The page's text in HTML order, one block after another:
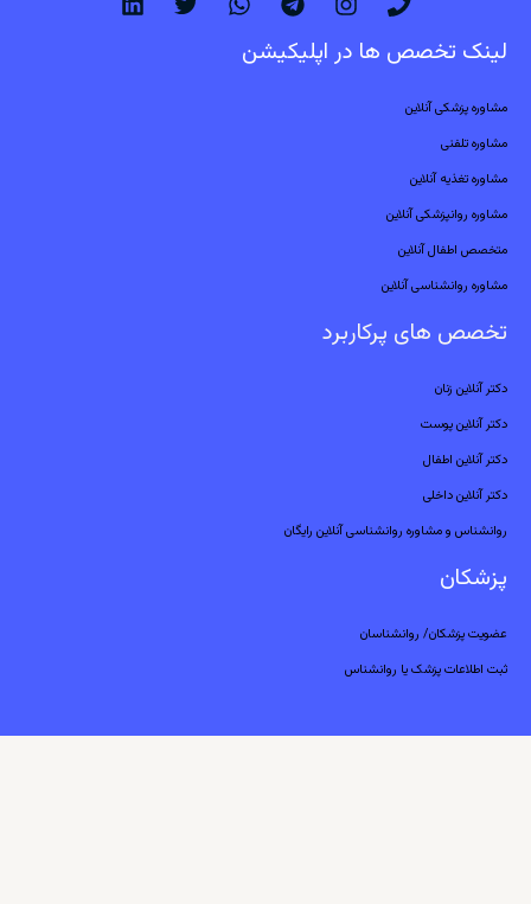
لینک تخصص ها در اپلیکیشن
مشاوره پزشکی آنلاین
مشاوره تلفنی
مشاوره تغذیه آنلاین
مشاوره روانپزشکی آنلاین
متخصص اطفال آنلاین
مشاوره روانشناسی آنلاین
تخصص های پرکاربرد
دکتر آنلاین زنان
دکتر آنلاین پوست
دکتر آنلاین اطفال
دکتر آنلاین داخلی
روانشناس و مشاوره روانشناسی آنلاین رایگان
پزشکان
عضویت پزشکان/ روانشناسان
ثبت اطلاعات پزشک یا روانشناس